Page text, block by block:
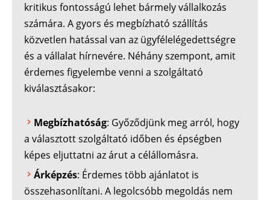
kritikus fontosságú lehet bármely vállalkozás
számára. A gyors és megbízható szállítás
közvetlen hatással van az ügyfélelégedettségre
és a vállalat hírnevére. Néhány szempont, amit
érdemes figyelembe venni a szolgáltató
kiválasztásakor:
Megbízhatóság: Győződjünk meg arról, hogy
a választott szolgáltató időben és épségben
képes eljuttatni az árut a célállomásra.
Árképzés: Érdemes több ajánlatot is
összehasonlítani. A legolcsóbb megoldás nem